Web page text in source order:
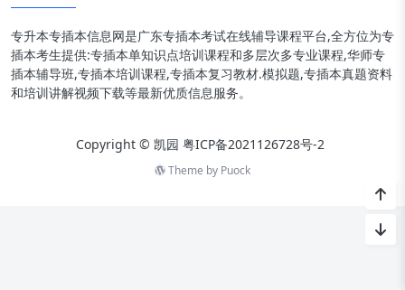
专升本专插本信息网是广东专插本考试在线辅导课程平台,全方位为专
插本考生提供:专插本单知识点培训课程和多层次多专业课程,华师专
插本辅导班,专插本培训课程,专插本复习教材.模拟题,专插本真题资料
和培训讲解视频下载等最新优质信息服务。
Copyright © 凯园 粤ICP备2021126728号-2
Theme by Puock